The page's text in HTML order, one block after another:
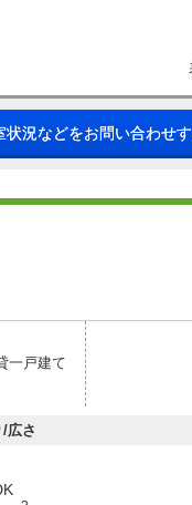
状況などをお問い合わせ
一戸建て
/広さ